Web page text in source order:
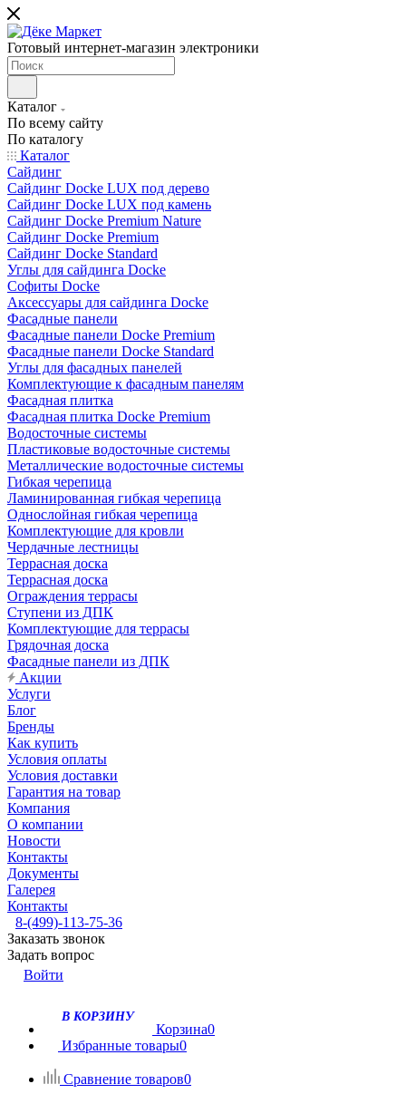
Готовый интернет-магазин электроники
Каталог
По всему сайту
По каталогу
Каталог
Сайдинг
Сайдинг Docke LUX под дерево
Сайдинг Docke LUX под камень
Сайдинг Docke Premium Nature
Сайдинг Docke Premium
Сайдинг Docke Standard
Углы для сайдинга Docke
Софиты Docke
Аксессуары для сайдинга Docke
Фасадные панели
Фасадные панели Docke Premium
Фасадные панели Docke Standard
Углы для фасадных панелей
Комплектующие к фасадным панелям
Фасадная плитка
Фасадная плитка Docke Premium
Водосточные системы
Пластиковые водосточные системы
Металлические водосточные системы
Гибкая черепица
Ламинированная гибкая черепица
Однослойная гибкая черепица
Комплектующие для кровли
Чердачные лестницы
Террасная доска
Террасная доска
Ограждения террасы
Ступени из ДПК
Комплектующие для террасы
Грядочная доска
Фасадные панели из ДПК
Акции
Услуги
Блог
Бренды
Как купить
Условия оплаты
Условия доставки
Гарантия на товар
Компания
О компании
Новости
Контакты
Документы
Галерея
Контакты
8-(499)-113-75-36
Заказать звонок
Задать вопрос
Войти
В КОРЗИНУ
Корзина0
Избранные товары0
Сравнение товаров0